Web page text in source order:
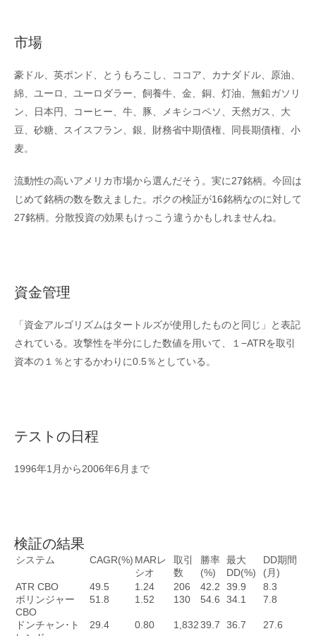
市場
豪ドル、英ポンド、とうもろこし、ココア、カナダドル、原油、
綿、ユーロ、ユーロダラー、飼養牛、金、銅、灯油、無鉛ガソリ
ン、日本円、コーヒー、牛、豚、メキシコペソ、天然ガス、大
豆、砂糖、スイスフラン、銀、財務省中期債権、同長期債権、小
麦。
流動性の高いアメリカ市場から選んだそう。実に27銘柄。今回は
じめて銘柄の数を数えました。ボクの検証が16銘柄なのに対して
27銘柄。分散投資の効果もけっこう違うかもしれませんね。
資金管理
「資金アルゴリズムはタートルズが使用したものと同じ」と表記
されている。攻撃性を半分にした数値を用いて、１−ATRを取引
資本の１％とするかわりに0.5％としている。
テストの日程
1996年1月から2006年6月まで
検証の結果
システム CAGR(%) MARレ
シオ
取引
数
勝率
(%)
最大
DD(%)
DD期間
(月)
ATR CBO
49.5 1.24 206 42.2 39.9
8.3
ボリンジャー
CBO
51.8 1.52 130 54.6 34.1 7.8
ドンチャン･ト
29.4 0.80 1,83239.7 36.7 27.6